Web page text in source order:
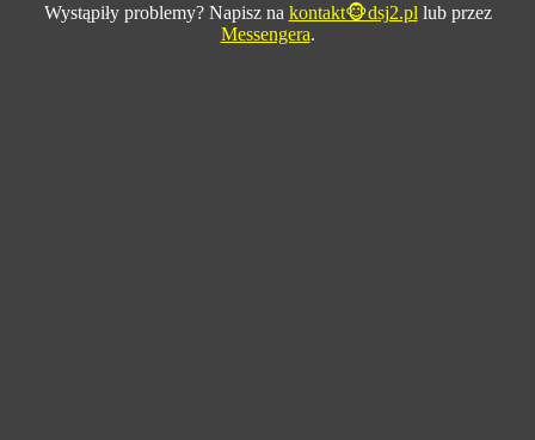
Wystąpiły problemy? Napisz na kontakt🐵dsj2.pl lub przez
Messengera.